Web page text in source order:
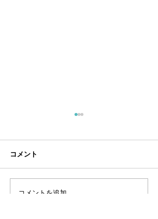
・7/5（日）・7/12（日）・
7/20（月）・7/26（日）
コメント
コメントを追加…